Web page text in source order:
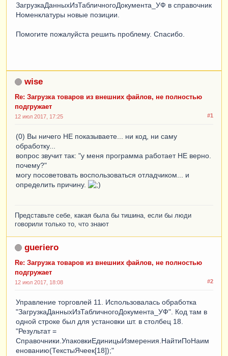
ЗагрузкаДанныхИзТабличногоДокумента_УФ в справочник
Номенклатуры новые позиции.
Помогите пожалуйста решить проблему. Спасибо.
wise
Re: Загрузка товаров из внешних файлов, не полностью
подгружает
#1
12 июл 2017, 17:25
(0) Вы ничего НЕ показываете... ни код, ни саму
обработку...
вопрос звучит так: "у меня программа работает НЕ верно.
почему?"
могу посоветовать воспользоваться отладчиком... и
определить причину.
Представьте себе, какая была бы тишина, если бы люди
говорили только то, что знают
gueriero
Re: Загрузка товаров из внешних файлов, не полностью
подгружает
#2
12 июл 2017, 18:08
Управление торговлей 11. Использовалась обработка
"ЗагрузкаДанныхИзТабличногоДокумента_УФ". Код там в
одной строке был для установки шт. в столбец 18.
"Результат =
Справочники.УпаковкиЕдиницыИзмерения.НайтиПоНаим
енованию(ТекстыЯчеек[18]);"